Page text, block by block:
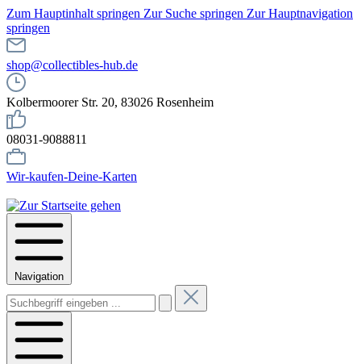
Zum Hauptinhalt springen Zur Suche springen Zur Hauptnavigation
springen
shop@collectibles-hub.de
Kolbermoorer Str. 20, 83026 Rosenheim
08031-9088811
Wir-kaufen-Deine-Karten
Navigation